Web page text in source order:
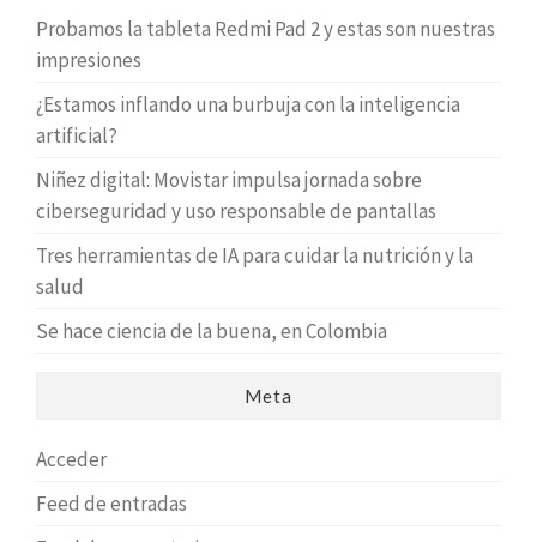
Probamos la tableta Redmi Pad 2 y estas son nuestras
impresiones
¿Estamos inflando una burbuja con la inteligencia
artificial?
Niñez digital: Movistar impulsa jornada sobre
ciberseguridad y uso responsable de pantallas
Tres herramientas de IA para cuidar la nutrición y la
salud
Se hace ciencia de la buena, en Colombia
Meta
Acceder
Feed de entradas